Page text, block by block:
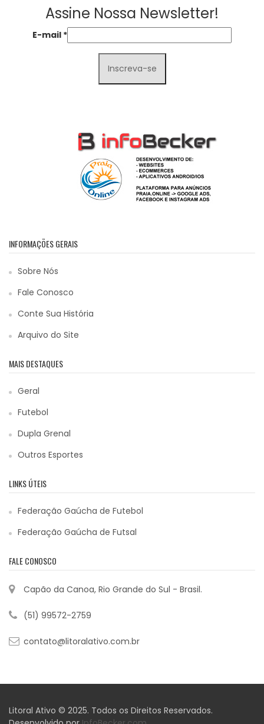
Assine Nossa Newsletter!
E-mail *
INFORMAÇÕES GERAIS
Sobre Nós
Fale Conosco
Conte Sua História
Arquivo do Site
MAIS DESTAQUES
Geral
Futebol
Dupla Grenal
Outros Esportes
LINKS ÚTEIS
Federação Gaúcha de Futebol
Federação Gaúcha de Futsal
FALE CONOSCO
Capão da Canoa, Rio Grande do Sul - Brasil.
(51) 99572-2759
contato@litoralativo.com.br
Litoral Ativo © 2025. Todos os Direitos Reservados.